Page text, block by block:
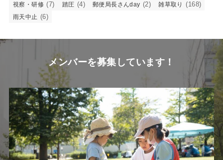
視察・研修 (7) 踏圧 (4) 郵便局長さんday (2) 雑草取り (168)
雨天中止 (6)
メンバーを募集しています！